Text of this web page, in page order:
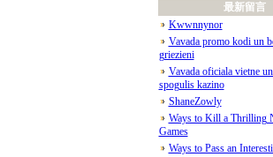
最新留言
Kwwnnynor
Vavada promo kodi un
griezieni
Vavada oficiala vietne
spogulis kazino
ShaneZowly
Ways to Kill a Thrilling
Games
Ways to Pass an